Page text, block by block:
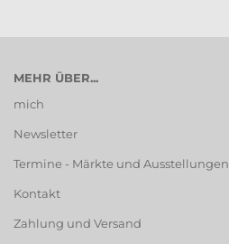
MEHR ÜBER...
mich
Newsletter
Termine - Märkte und Ausstellungen
Kontakt
Zahlung und Versand